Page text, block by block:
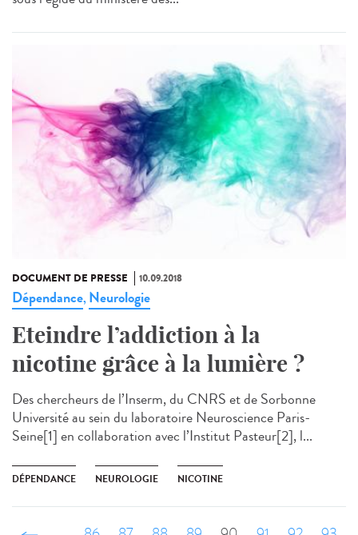
DOCUMENT DE PRESSE 10.09.2018
Dépendance, Neurologie
Eteindre l’addiction à la
nicotine grâce à la lumière ?
Des chercheurs de l’Inserm, du CNRS et de Sorbonne
Université au sein du laboratoire Neuroscience Paris-
Seine[1] en collaboration avec l’Institut Pasteur[2], l...
DÉPENDANCE NEUROLOGIE NICOTINE